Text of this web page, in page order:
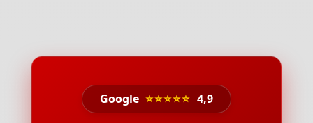
Google ⭐⭐⭐⭐⭐ 4,9